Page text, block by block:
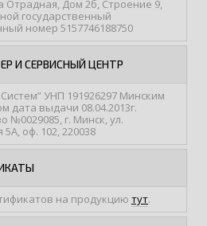
Отрадная, Дом 2б, Строение 9,
государственный
номер 5157746188750
И СЕРВИСНЫЙ ЦЕНТР
УНП 191926297 Минским
дата выдачи 08.04.2013г.
№0029085, г. Минск, ул.
оф. 102, 220038
на продукцию тут.